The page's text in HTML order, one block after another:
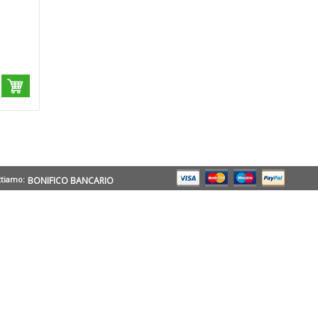
BONIFICO BANCARIO